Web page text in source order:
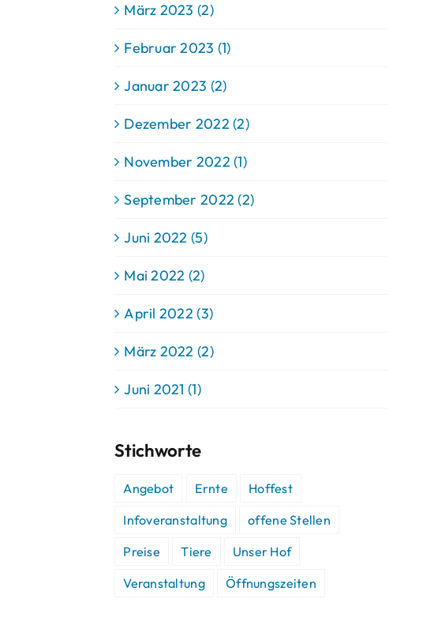
März 2023 (2)
Februar 2023 (1)
Januar 2023 (2)
Dezember 2022 (2)
November 2022 (1)
September 2022 (2)
Juni 2022 (5)
Mai 2022 (2)
April 2022 (3)
März 2022 (2)
Juni 2021 (1)
Stichworte
Angebot Ernte
Hoffest
Infoveranstaltung
offene Stellen
Preise
Tiere
Unser Hof
Veranstaltung
Öffnungszeiten